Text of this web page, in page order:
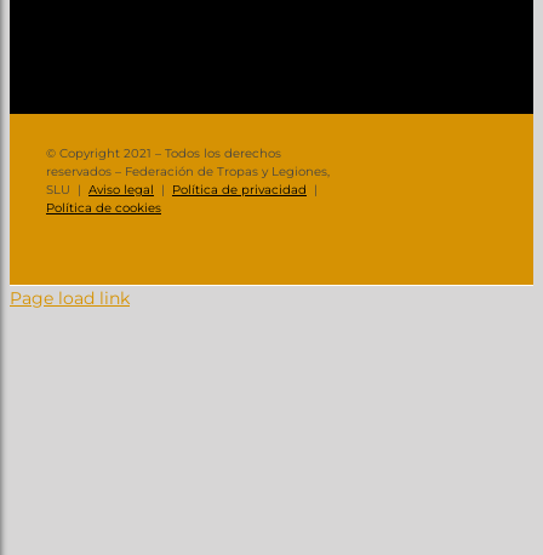
© Copyright 2021 – Todos los derechos
reservados – Federación de Tropas y Legiones,
SLU | Aviso legal | Política de privacidad |
Política de cookies
Page load link